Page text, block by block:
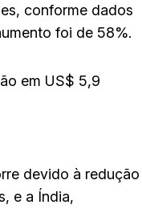
conforme dados
foi de 58%.
em US$ 5,9
devido à redução
e a Índia,